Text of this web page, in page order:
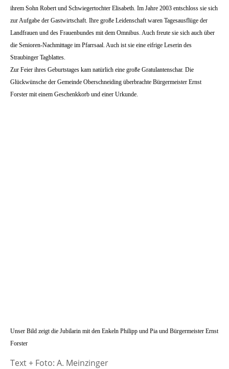
ihrem Sohn Robert und Schwiegertochter Elisabeth. Im Jahre 2003 entschloss sie sich
zur Aufgabe der Gastwirtschaft. Ihre große Leidenschaft waren Tagesausflüge der
Landfrauen und des Frauenbundes mit dem Omnibus. Auch freute sie sich auch über
die Senioren-Nachmittage im Pfarrsaal. Auch ist sie eine eifrige Leserin des
Straubinger Tagblattes.
Zur Feier ihres Geburtstages kam natürlich eine große Gratulantenschar. Die
Glückwünsche der Gemeinde Oberschneiding überbrachte Bürgermeister Ernst
Forster mit einem Geschenkkorb und einer Urkunde.
Unser Bild zeigt die Jubilarin mit den Enkeln Philipp und Pia und Bürgermeister Ernst
Forster
Text + Foto: A. Meinzinger